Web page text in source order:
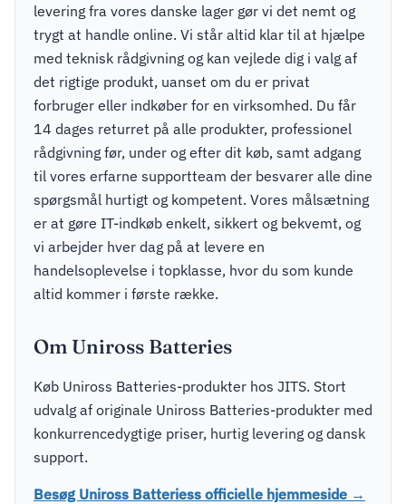
levering fra vores danske lager gør vi det nemt og
trygt at handle online. Vi står altid klar til at hjælpe
med teknisk rådgivning og kan vejlede dig i valg af
det rigtige produkt, uanset om du er privat
forbruger eller indkøber for en virksomhed. Du får
14 dages returret på alle produkter, professionel
rådgivning før, under og efter dit køb, samt adgang
til vores erfarne supportteam der besvarer alle dine
spørgsmål hurtigt og kompetent. Vores målsætning
er at gøre IT-indkøb enkelt, sikkert og bekvemt, og
vi arbejder hver dag på at levere en
handelsoplevelse i topklasse, hvor du som kunde
altid kommer i første række.
Om Uniross Batteries
Køb Uniross Batteries-produkter hos JITS. Stort
udvalg af originale Uniross Batteries-produkter med
konkurrencedygtige priser, hurtig levering og dansk
support.
Besøg Uniross Batteriess officielle hjemmeside →